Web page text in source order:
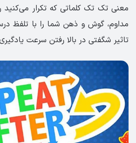
معنی تک تک کلماتی که تکرار می‌کنید
مداوم، گوش و ذهن شما را با تلفظ
تاثیر شگفتی در بالا رفتن سرعت